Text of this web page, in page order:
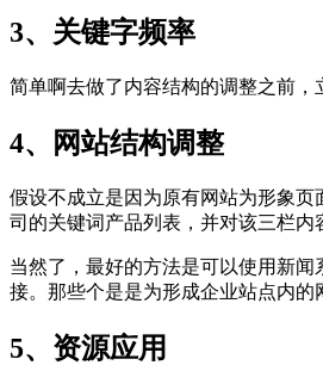
3、关键字频率
简单啊去做了内容结构的调整之前，
4、网站结构调整
假设不成立是因为原有网站为形象
司的关键词产品列表，并对该三栏内
当然了，最好的方法是可以使用新
接。那些个是是为形成企业站点内的
5、资源应用